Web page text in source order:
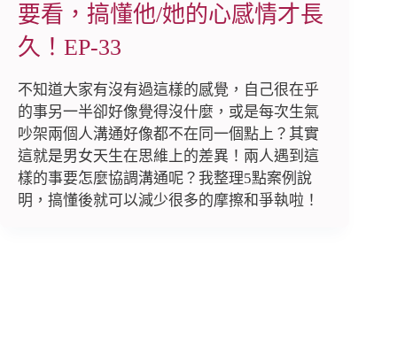
要看，搞懂他/她的心感情才長
久！EP-33
不知道大家有沒有過這樣的感覺，自己很在乎
的事另一半卻好像覺得沒什麼，或是每次生氣
吵架兩個人溝通好像都不在同一個點上？其實
這就是男女天生在思維上的差異！兩人遇到這
樣的事要怎麼協調溝通呢？我整理5點案例說
明，搞懂後就可以減少很多的摩擦和爭執啦！